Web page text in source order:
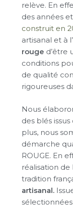
relève. En
des années et
construit en
artisanal et à
rouge d’être
conditions
de qualité
rigoureuses
Nous
des blés
plus, nous
démarche
ROUGE. En
réalisation
tradition
artisanal.